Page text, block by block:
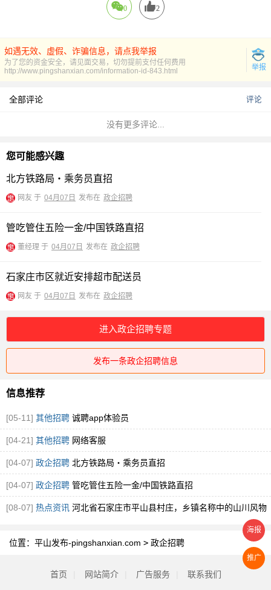
0 2
如遇无效、虚假、诈骗信息，请点我举报
为了您的资金安全，请见面交易，切勿提前支付任何费用
举报
http://www.pingshanxian.com/information-id-843.html
全部评论 评论
没有更多评论...
您可能感兴趣
北方铁路局・乘务员直招
网友 于 04月07日 发布在 政企招聘
管吃管住五险一金/中国铁路直招
董经理 于 04月07日 发布在 政企招聘
石家庄市区就近安排超市配送员
网友 于 04月07日 发布在 政企招聘
进入政企招聘专题
发布一条政企招聘信息
信息推荐
[05-11] 其他招聘 诚聘app体验员
[04-21] 其他招聘 网络客服
[04-07] 政企招聘 北方铁路局・乘务员直招
[04-07] 政企招聘 管吃管住五险一金/中国铁路直招
[08-07] 热点资讯 河北省石家庄市平山县村庄，乡镇名称中的山川风物
位置： 平山发布-pingshanxian.com > 政企招聘
首页 网站简介 广告服务 联系我们
推广
海报